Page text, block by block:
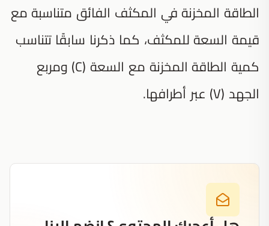
الطاقة المخزنة في المكثف الفائق متناسبة مع
قيمة السعة للمكثف، كما ذكرنا سابقًا تتناسب
كمية الطاقة المخزنة مع السعة (C) ومربع
الجهد (V) عبر أطرافها.